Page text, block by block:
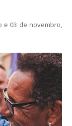
e 03 de novembro,